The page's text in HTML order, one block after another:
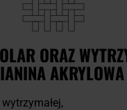
ORAZ
AKRYLOWA